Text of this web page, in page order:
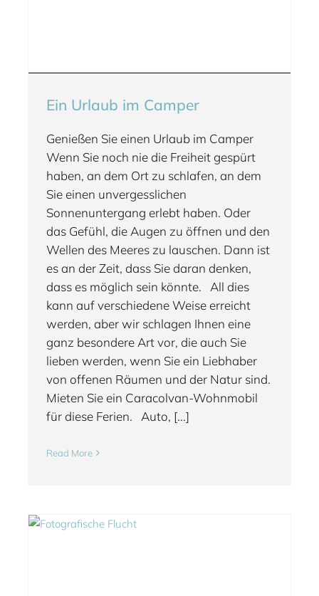
Ein Urlaub im Camper
Genießen Sie einen Urlaub im Camper
Wenn Sie noch nie die Freiheit gespürt
haben, an dem Ort zu schlafen, an dem
Sie einen unvergesslichen
Sonnenuntergang erlebt haben. Oder
das Gefühl, die Augen zu öffnen und den
Wellen des Meeres zu lauschen. Dann ist
es an der Zeit, dass Sie daran denken,
dass es möglich sein könnte. All dies
kann auf verschiedene Weise erreicht
werden, aber wir schlagen Ihnen eine
ganz besondere Art vor, die auch Sie
lieben werden, wenn Sie ein Liebhaber
von offenen Räumen und der Natur sind.
Mieten Sie ein Caracolvan-Wohnmobil
für diese Ferien. Auto, [...]
Read More